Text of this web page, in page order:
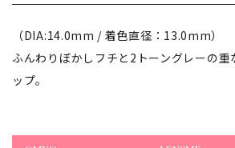
（DIA:14.0mm / 着色直径：13.0mm）
ふんわりぼかしフチと2トーングレーの重
ップ。